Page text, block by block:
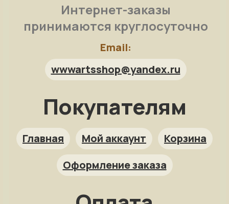
Интернет-заказы
принимаются круглосуточно
Email:
wwwartsshop@yandex.ru
Покупателям
Главная Мой аккаунт
Корзина
Оформление заказа
Арт-помощница
ArtsShop.ru